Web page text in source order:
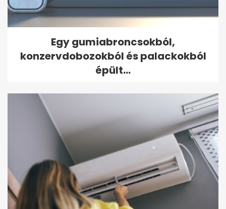
Egy gumiabroncsokból,
konzervdobozokból és palackokból
épült...